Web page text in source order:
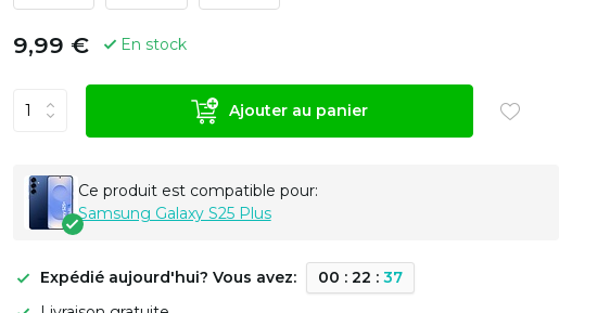
9,99 € En stock
Ajouter au panier
Ce produit est compatible pour:
Samsung Galaxy S25 Plus
Expédié aujourd'hui? Vous avez: 00 : 22 : 36